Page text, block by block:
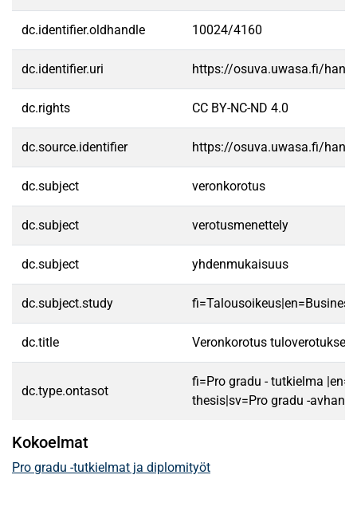
dc.identifier.oldhandle 10024/4160
dc.identifier.uri https://osuva.uwasa.fi/
dc.rights CC BY-NC-ND 4.0
dc.source.identifier https://osuva.uwasa.fi/
dc.subject veronkorotus
dc.subject verotusmenettely
dc.subject yhdenmukaisuus
dc.subject.study
dc.title Veronkorotus
dc.type.ontasot
fi=Pro gradu - tutkielma
thesis|sv=Pro gradu -
Kokoelmat
Pro gradu -tutkielmat ja diplomityöt